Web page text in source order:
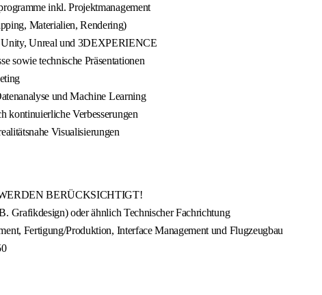
inkl. Projektmanagement
Materialien, Rendering)
Unreal und 3DEXPERIENCE
sowie technische Präsentationen
und Machine Learning
kontinuierliche Verbesserungen
Visualisierungen
BERÜCKSICHTIGT!
Grafikdesign) oder ähnlich Technischer Fachrichtung
Fertigung/Produktion, Interface Management und Flugzeugbau